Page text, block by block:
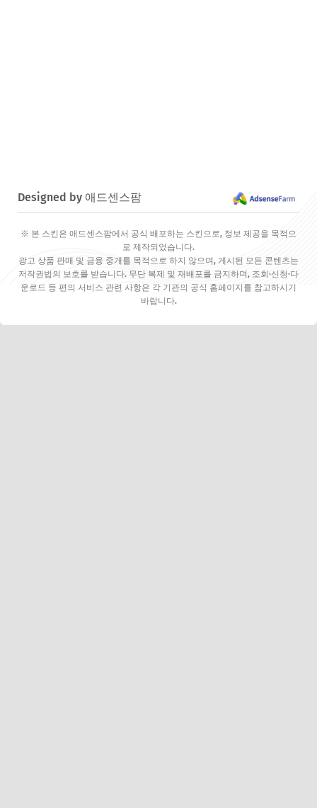
Designed by 애드센스팜
※ 본 스킨은 애드센스팜에서 공식 배포하는 스킨으로, 정보 제공을 목적으
로 제작되었습니다.
광고 상품 판매 및 금융 중개를 목적으로 하지 않으며, 게시된 모든 콘텐츠는
저작권법의 보호를 받습니다. 무단 복제 및 재배포를 금지하며, 조회·신청·다
운로드 등 편의 서비스 관련 사항은 각 기관의 공식 홈페이지를 참고하시기
바랍니다.